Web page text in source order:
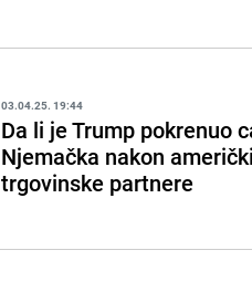
03.04.25. 19:44
Da li je Trump pokrenuo
Njemačka nakon
trgovinske partnere